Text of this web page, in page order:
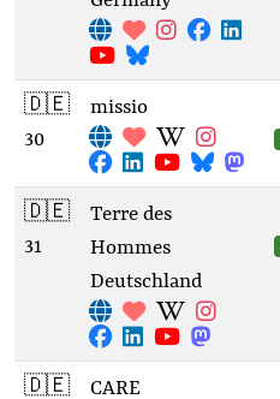
🇩🇪
30
missio
🇩🇪
31
Terre des
Hommes
Deutschland
🇩🇪
CARE